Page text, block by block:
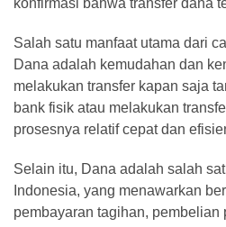
Salah satu manfaat utama dari
Dana adalah kemudahan dan
melakukan transfer kapan saja
bank fisik atau melakukan
prosesnya relatif cepat dan
Selain itu, Dana adalah salah
Indonesia, yang menawarkan
pembayaran tagihan, pembelian